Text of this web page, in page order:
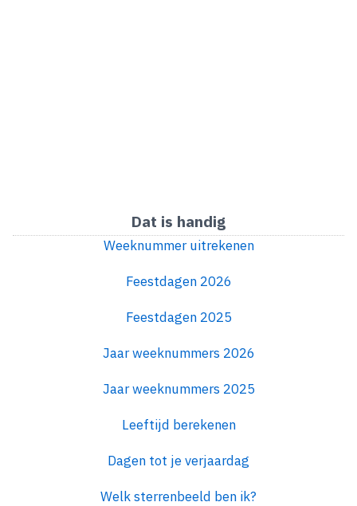
Dat is handig
Weeknummer uitrekenen
Feestdagen 2026
Feestdagen 2025
Jaar weeknummers 2026
Jaar weeknummers 2025
Leeftijd berekenen
Dagen tot je verjaardag
Welk sterrenbeeld ben ik?